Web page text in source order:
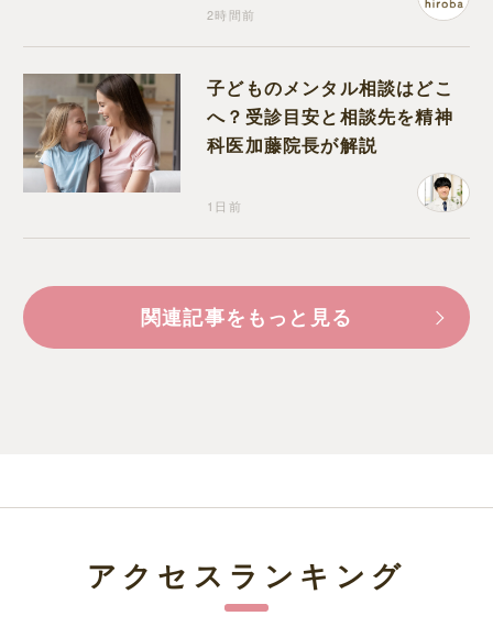
2時間前
子どものメンタル相談はどこ
へ？受診目安と相談先を精神
科医加藤院長が解説
1日前
関連記事をもっと見る
アクセスランキング